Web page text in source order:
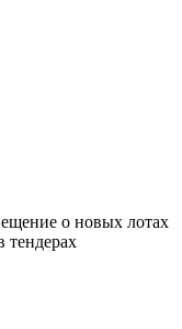
о новых лотах
тендерах